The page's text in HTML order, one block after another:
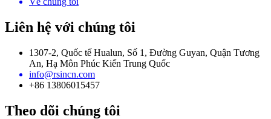
Liên hệ với chúng tôi
1307-2, Quốc tế Hualun, Số 1, Đường Guyan, Quận Tương
An, Hạ Môn Phúc Kiến Trung Quốc
info@rsincn.com
+86 13806015457
Theo dõi chúng tôi